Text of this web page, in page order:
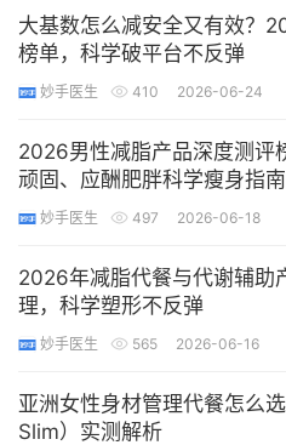
大基数怎么减安全又有效？
榜单，科学破平台不反弹
妙手医生 410 2026-06-24
2026男性减脂产品深度测评
顽固、应酬肥胖科学瘦身指南
妙手医生 497 2026-06-18
2026年减脂代餐与代谢辅助
理，科学塑形不反弹
妙手医生 565 2026-06-16
亚洲女性身材管理代餐怎么
Slim）实测解析